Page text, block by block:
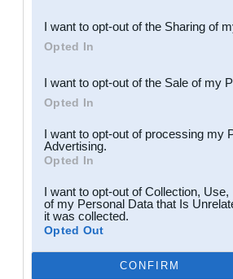
Downstream Participants
third parties.
I want to opt-out of the Sharing of
Opted In
I want to opt-out of the Sale of my
Opted In
I want to opt-out of processing my
Advertising.
Opted In
I want to opt-out of Collection,
of my Personal Data that Is
it was collected.
Opted Out
CONFIRM